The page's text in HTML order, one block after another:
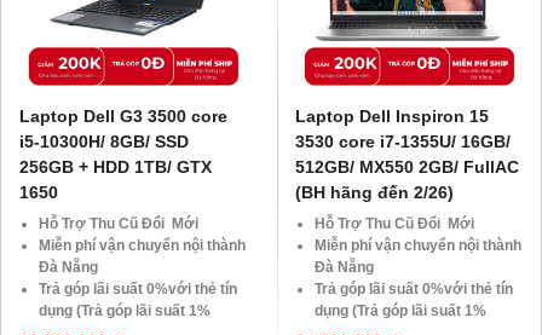
Laptop Dell G3 3500 core
i5-10300H/ 8GB/ SSD
256GB + HDD 1TB/ GTX
1650
Hỗ Trợ Thu Cũ Đổi Mới
Miễn phí vận chuyển nội thành
Đà Nẵng
Trả góp lãi suất 0%với thẻ tín
dụng (Trả góp lãi suất 1%
Laptop Dell Inspiron 15
3530 core i7-1355U/ 16GB/
512GB/ MX550 2GB/ FullAC
(BH hãng đến 2/26)
Hỗ Trợ Thu Cũ Đổi Mới
Miễn phí vận chuyển nội thành
Đà Nẵng
Trả góp lãi suất 0%với thẻ tín
dụng (Trả góp lãi suất 1%